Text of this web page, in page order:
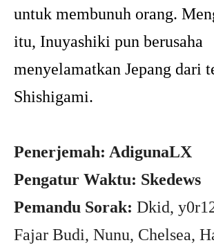
untuk membunuh orang.
itu, Inuyashiki pun berusaha
menyelamatkan Jepang dari
Shishigami.
Penerjemah: AdigunaLX
Pengatur Waktu: Skedews
Pemandu Sorak: Dkid,
Fajar Budi, Nunu, Chelsea,